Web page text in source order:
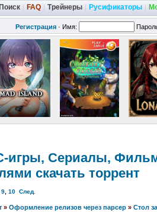
Поиск FAQ Трейнеры Русификаторы
Регистрация · Имя:
игры, Cериалы,
скачать торрент
9, 10 След.
» Оформление релизов через парсер » Стол